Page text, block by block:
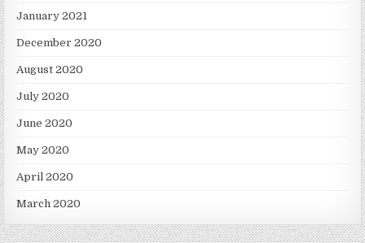
January 2021
December 2020
August 2020
July 2020
June 2020
May 2020
April 2020
March 2020